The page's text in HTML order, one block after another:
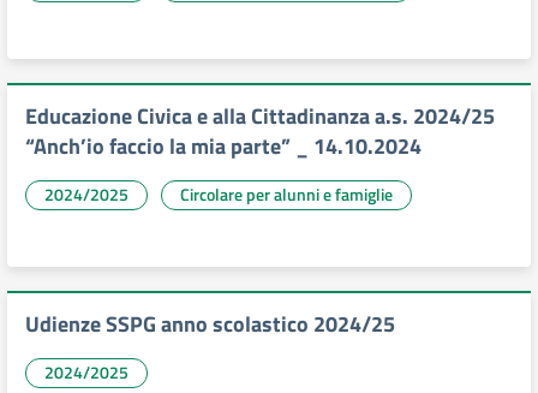
Educazione Civica e alla Cittadinanza a.s. 2024/25
“Anch’io faccio la mia parte” _ 14.10.2024
2024/2025 Circolare per alunni e famiglie
Udienze SSPG anno scolastico 2024/25
2024/2025